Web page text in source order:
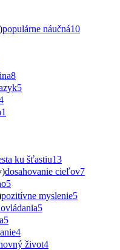
populárne náučná10
8
5
1
ku šťastiu13
dosahovanie cieľov7
5
pozitívne myslenie5
5
5
4
život4